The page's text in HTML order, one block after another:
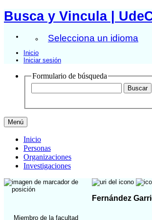
Busca y Vincula |
Selecciona un idioma
Inicio
Iniciar sesión
Formulario de búsqueda
Menú
Inicio
Personas
Organizaciones
Investigaciones
Fernández
Miembro de la facultad